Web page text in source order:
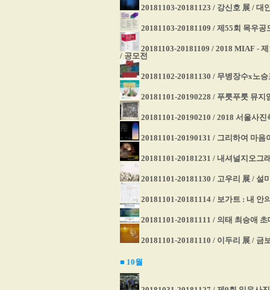
20181103-20181123 / 강신호 展 / 대
20181103-20181109 / 제55회 목우
20181103-20181109 / 2018 MIAF -
/ 공모전
20181102-20181130 / 무병장수x노
20181101-20190228 / 푸룻푸룻 뮤
20181101-20190210 / 2018 서울사
20181101-20190131 / 그리하여 마
20181101-20181231 / 내셔널지오그
20181101-20181130 / 고우리 展 / 설
20181101-20181114 / 보가트 : 내 안
20181101-20181111 / 의태 최승애
20181101-20181110 / 이두리 展 / 금
■ 10월